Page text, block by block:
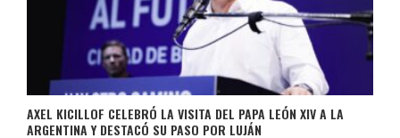
AXEL KICILLOF CELEBRÓ LA VISITA DEL PAPA LEÓN XIV A LA
ARGENTINA Y DESTACÓ SU PASO POR LUJÁN